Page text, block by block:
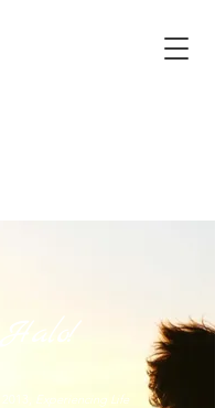
Halo!
Experiencing Life